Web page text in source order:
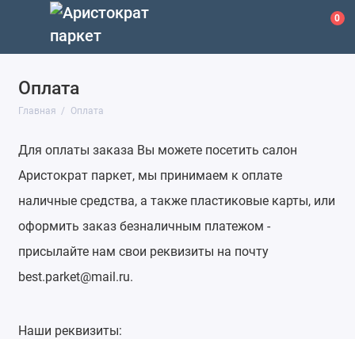
0
Оплата
Главная Оплата
Для оплаты заказа Вы можете посетить салон
Аристократ паркет, мы принимаем к оплате
наличные средства, а также пластиковые карты, или
оформить заказ безналичным платежом -
присылайте нам свои реквизиты на почту
best.parket@mail.ru.
Наши реквизиты: